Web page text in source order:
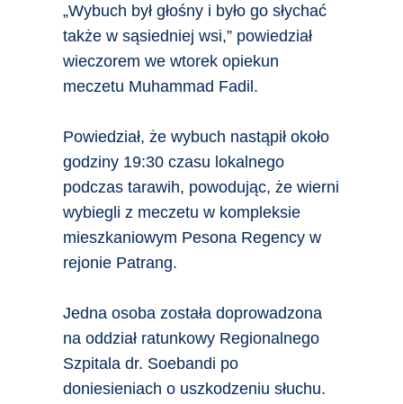
„Wybuch był głośny i było go słychać
także w sąsiedniej wsi,” powiedział
wieczorem we wtorek opiekun
meczetu Muhammad Fadil.
Powiedział, że wybuch nastąpił około
godziny 19:30 czasu lokalnego
podczas tarawih, powodując, że wierni
wybiegli z meczetu w kompleksie
mieszkaniowym Pesona Regency w
rejonie Patrang.
Jedna osoba została doprowadzona
na oddział ratunkowy Regionalnego
Szpitala dr. Soebandi po
doniesieniach o uszkodzeniu słuchu.